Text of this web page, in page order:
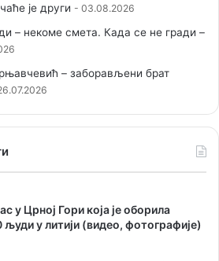
је други
03.08.2026
– некоме смета. Када се не гради –
– заборављени брат
у Црној Гори која је оборила
у литији (видео, фотографије)